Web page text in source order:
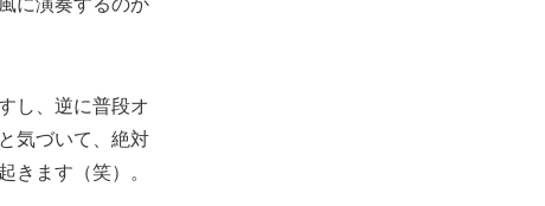
し、逆に普段オ
気づいて、絶対
ます（笑）。